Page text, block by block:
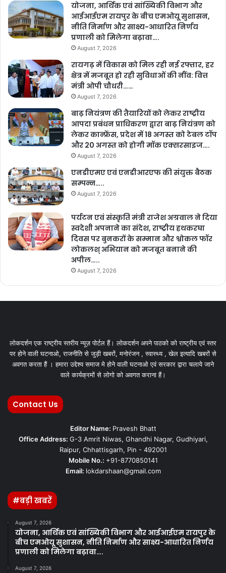
योजना, आर्थिक एवं सांख्यिकी विभाग और
आईआईएम रायपुर के बीच एमओयू सुशासन,
नीति निर्माण और साक्ष्य-आधारित निर्णय
प्रणाली को मिलेगा बढ़ावा….
August 7, 2026
रायगढ़ में विकास को मिल रही नई रफ्तार, हर
क्षेत्र में मजबूत हो रही सुविधाओं की नींव: वित्त
मंत्री ओपी चौधरी……
August 7, 2026
बाढ़ नियंत्रण की तैयारियों को लेकर राष्ट्रीय
आपदा प्रबंधन प्राधिकरण द्वारा बाढ़ नियंत्रण को
लेकर कान्फ्रेंस, प्रदेश में 18 अगस्त को टेबल टॉप
और 20 अगस्त को होगी मॉक एक्सरसाइज….
August 7, 2026
एनडीएमए एवं एनडीआरएफ की संयुक्त बैठक
सम्पन्न…..
August 7, 2026
पर्यटन एवं संस्कृति मंत्री राजेश अग्रवाल ने दिया
स्वदेशी अपनाने का संदेश, राष्ट्रीय हथकरघा
दिवस पर बुनकरों के सम्मान और श्वोकल फॉर
लोकलश् अभियान को मजबूत बनाने की
अपील…..
August 7, 2026
लोकदर्शन एक राष्ट्रीय स्तरीय न्यूज़ पोर्टल हैं। लोकदर्शन अपने पाठको को राष्ट्रीय एवं स्तर
पर होने वाली घटनाओ, राजनीति से जुड़ी खबरों, मनोरंजन , स्वास्थ्य , खेल इत्यादि खबरों से
अवगत करता हैं । हमारा उद्देश्य समाज मे होने वाली घटनाओ एवं सरकार द्वारा चलाये जाने
वाले कार्यक्रमों से लोगो को अवगत कराना हैं।
Contact Us
Editor Name: Pravesh Bhatt
Office Address: G-3 Amrit Niwas, Ghandhi Nagar, Gudhiyari,
Raipur, Chhattisgarh, Pin - 492001
Mobile No.: +91-8770850141
Email: lokdarshaan@gmail.com
#बड़ी खबरें
August 7, 2026
योजना, आर्थिक एवं सांख्यिकी विभाग और आईआईएम रायपुर के
बीच एमओयू सुशासन, नीति निर्माण और साक्ष्य-आधारित निर्णय
प्रणाली को मिलेगा बढ़ावा….
August 7, 2026